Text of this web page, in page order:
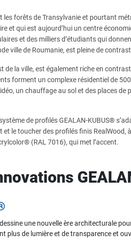
les forêts de Transylvanie et pourtant
et qui est aujourd’hui un centre
et des milliers d’étudiants qui
ville de Roumanie, est pleine de
de la ville, est également riche en
forment un complexe résidentiel de
un chauffage au sol et des places de
de profilés GEALAN-KUBUS®
et le toucher des profilés finis RealWood,
(RAL 7016), qui met l’accent.
une nouvelle ère architecturale
plus de lumière et de transparence et